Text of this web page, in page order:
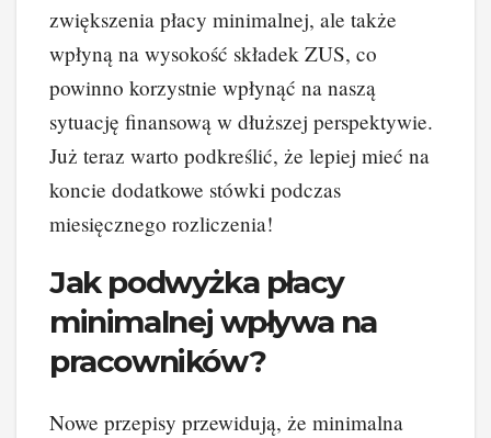
zwiększenia płacy minimalnej, ale także
wpłyną na wysokość składek ZUS, co
powinno korzystnie wpłynąć na naszą
sytuację finansową w dłuższej perspektywie.
Już teraz warto podkreślić, że lepiej mieć na
koncie dodatkowe stówki podczas
miesięcznego rozliczenia!
Jak podwyżka płacy
minimalnej wpływa na
pracowników?
Nowe przepisy przewidują, że minimalna